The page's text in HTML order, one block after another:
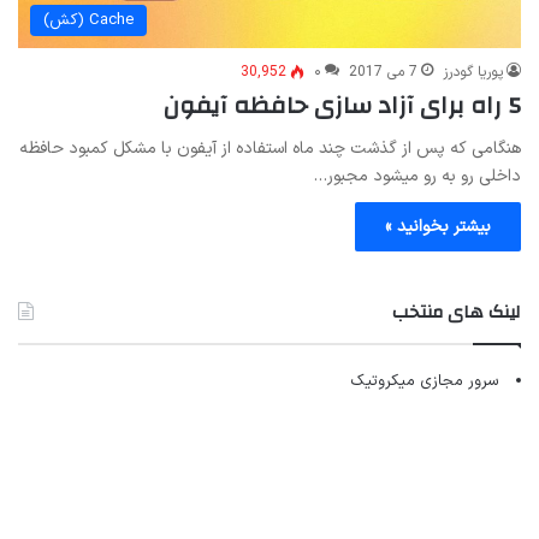
Cache (کش)
پوریا گودرز 7 می 2017 ۰ 30,952
5 راه برای آزاد سازی حافظه آیفون
هنگامی که پس از گذشت چند ماه استفاده از آیفون با مشکل کمبود حافظه
داخلی رو به رو میشود مجبور…
بیشتر بخوانید »
لینک های منتخب
سرور مجازی میکروتیک